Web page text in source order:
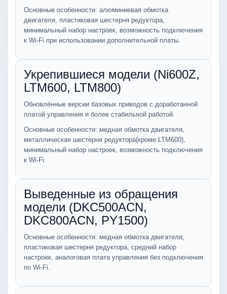
Основные особенности: алюминиевая обмотка
двигателя, пластиковая шестерня редуктора,
минимальный набор настроек, возможность подключения
к Wi-Fi при использовании дополнительной платы.
Укрепившиеся модели (Ni600Z,
LTM600, LTM800)
Обновлённые версии базовых приводов с доработанной
платой управления и более стабильной работой.
Основные особенности: медная обмотка двигателя,
металлическая шестерня редуктора(кроме LTM600),
минимальный набор настроек, возможность подключения
к Wi-Fi.
Выведенные из обращения
модели (DKC500ACN,
DKC800ACN, PY1500)
Основные особенности: медная обмотка двигателя,
пластиковая шестерня редуктора, средний набор
настроек, аналоговая плата управления без подключения
по Wi-Fi.